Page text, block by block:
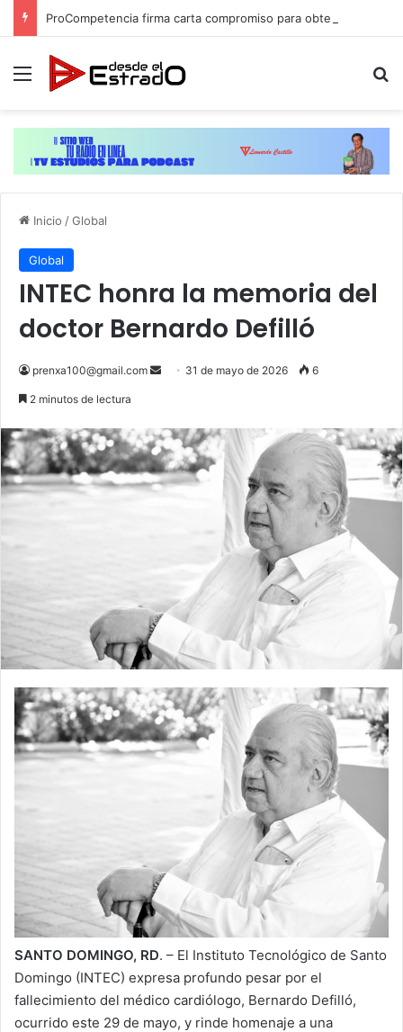
Menú
Inicio /Global
Global
INTEC honra la memoria del
doctor Bernardo Defilló
prenxa100@gmail.com
Send 31 de mayo de 2026 6
2 minutos de lectura
SANTO DOMINGO, RD. – El Instituto Tecnológico de Santo
Domingo (INTEC) expresa profundo pesar por el
fallecimiento del médico cardiólogo, Bernardo Defilló,
ocurrido este 29 de mayo, y rinde homenaje a una